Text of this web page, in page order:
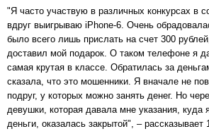
"Я часто участвую в различных конкурсах в
вдруг выигрываю iPhone-6. Очень
было всего лишь прислать на счет 300
доставил мой подарок. О таком телефоне я
самая крутая в классе. Обратилась за
сказала, что это мошенники. Я вначале не
подруг, у которых можно занять денег. Но
девушки, которая давала мне указания, куда
деньги, оказалась закрытой", – рассказывает